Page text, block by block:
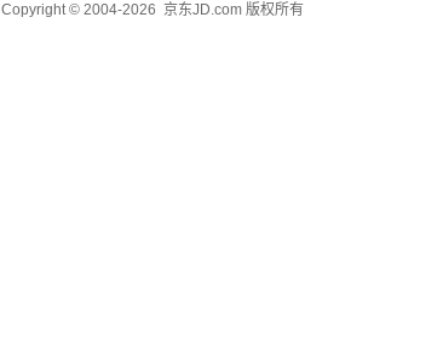
Copyright © 2004-2026 京东JD.com 版权所有